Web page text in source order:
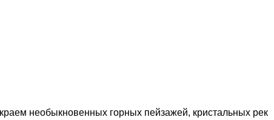
необыкновенных горных пейзажей, кристальных рек